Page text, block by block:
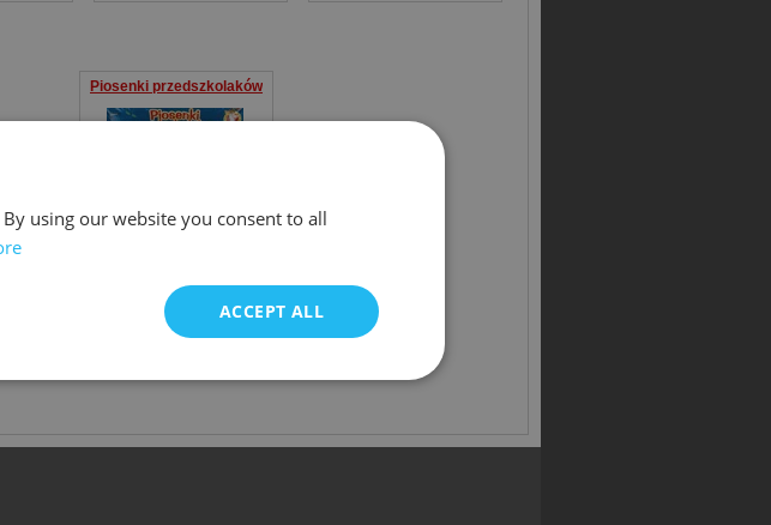
Piosenki przedszkolaków
using our website you consent to all
ACCEPT ALL